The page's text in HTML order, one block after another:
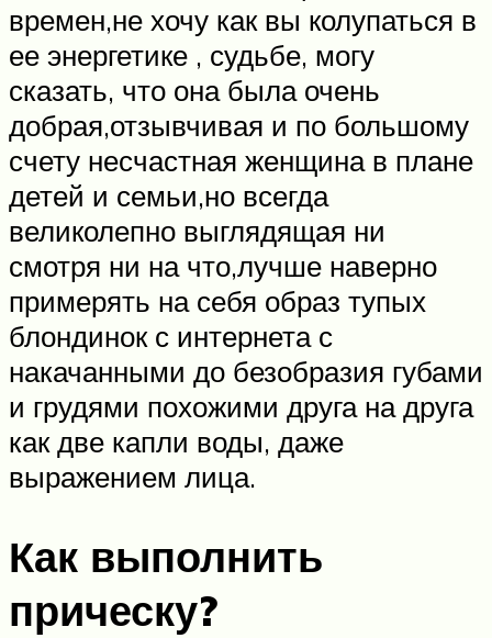
времен,не хочу как вы колупаться в
ее энергетике , судьбе, могу
сказать, что она была очень
добрая,отзывчивая и по большому
счету несчастная женщина в плане
детей и семьи,но всегда
великолепно выглядящая ни
смотря ни на что,лучше наверно
примерять на себя образ тупых
блондинок с интернета с
накачанными до безобразия губами
и грудями похожими друга на друга
как две капли воды, даже
выражением лица.
Как выполнить
прическу?